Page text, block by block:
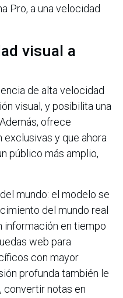
Pro, a una velocidad
visual a
de alta velocidad
visual, y posibilita una
ofrece
exclusivas y que ahora
público más amplio,
mundo: el modelo se
del mundo real
información en tiempo
web para
con mayor
profunda también le
convertir notas en